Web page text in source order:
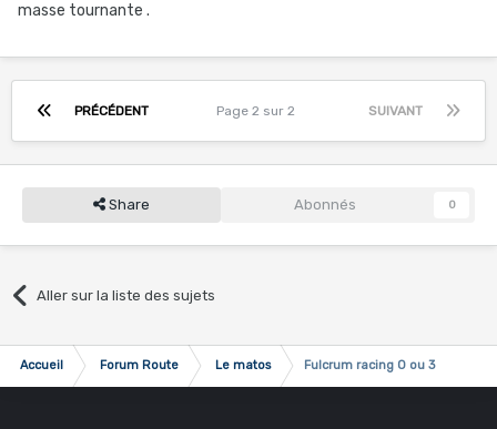
masse tournante .
PRÉCÉDENT SUIVANT
Page 2 sur 2
Share Abonnés 0
Aller sur la liste des sujets
Accueil Forum Route Le matos Fulcrum racing 0 ou 3